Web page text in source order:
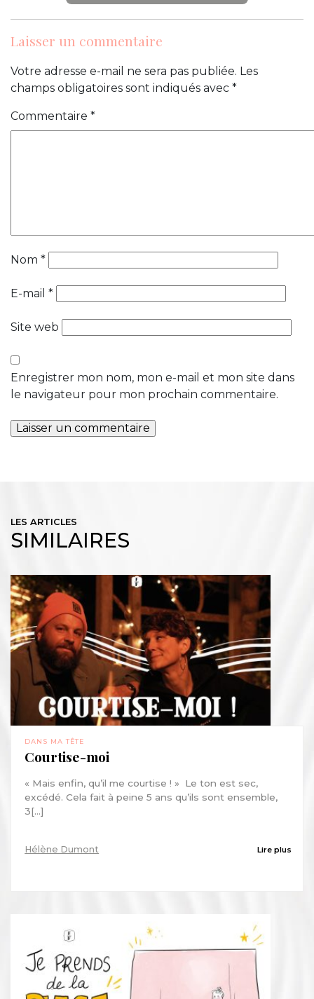
Laisser un commentaire
Votre adresse e-mail ne sera pas publiée. Les
champs obligatoires sont indiqués avec *
Commentaire *
Nom *
E-mail *
Site web
Enregistrer mon nom, mon e-mail et mon site dans
le navigateur pour mon prochain commentaire.
LES ARTICLES
SIMILAIRES
DANS MA TÊTE
Courtise-moi
« Mais enfin, qu’il me courtise ! » Le ton est sec,
excédé. Cela fait à peine 5 ans qu’ils sont ensemble,
3[...]
Hélène Dumont Lire plus